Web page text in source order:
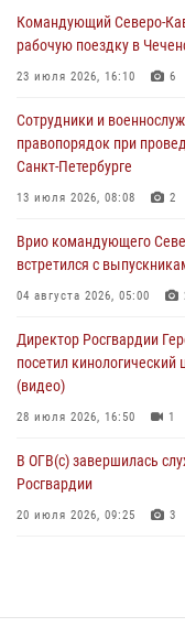
операция войск
07 августа 2026, 15:28
пресечена
терроризма (видео)
07 августа 2026, 13:30
нарушений
07 августа 2026, 12:54
07 августа 2026, 12:37
Командующий Северо-
рабочую поездку в
23 июля 2026, 16:10 6
Сотрудники и
правопорядок при
Санкт-Петербурге
13 июля 2026, 08:08 2
Врио командующего
встретился с
04 августа 2026, 05:00
Директор Росгвардии
посетил
(видео)
28 июля 2026, 16:50 1
В ОГВ(с) завершилась
Росгвардии
20 июля 2026, 09:25 3